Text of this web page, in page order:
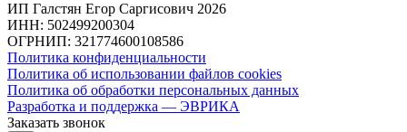
ИП Галстян Егор Саргисович 2026
ИНН: 502499200304
ОГРНИП: 321774600108586
Политика конфиденциальности
Политика об использовании файлов cookies
Политика об обработки персональных данных
Разработка и поддержка — ЭВРИКА
Заказать звонок